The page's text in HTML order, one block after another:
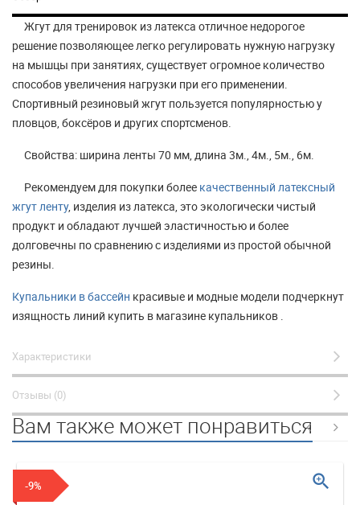
Жгут для тренировок из латекса отличное недорогое
решение позволяющее легко регулировать нужную нагрузку
на мышцы при занятиях, существует огромное количество
способов увеличения нагрузки при его применении.
Спортивный резиновый жгут пользуется популярностью у
пловцов, боксёров и других спортсменов.
Свойства: ширина ленты 70 мм, длина 3м., 4м., 5м., 6м.
Рекомендуем для покупки более качественный латексный
жгут ленту, изделия из латекса, это экологически чистый
продукт и обладают лучшей эластичностью и более
долговечны по сравнению с изделиями из простой обычной
резины.
Купальники в бассейн красивые и модные модели подчеркнут
изящность линий купить в магазине купальников .
Характеристики
Отзывы (0)
Вам также может понравиться
-9% zoom_in